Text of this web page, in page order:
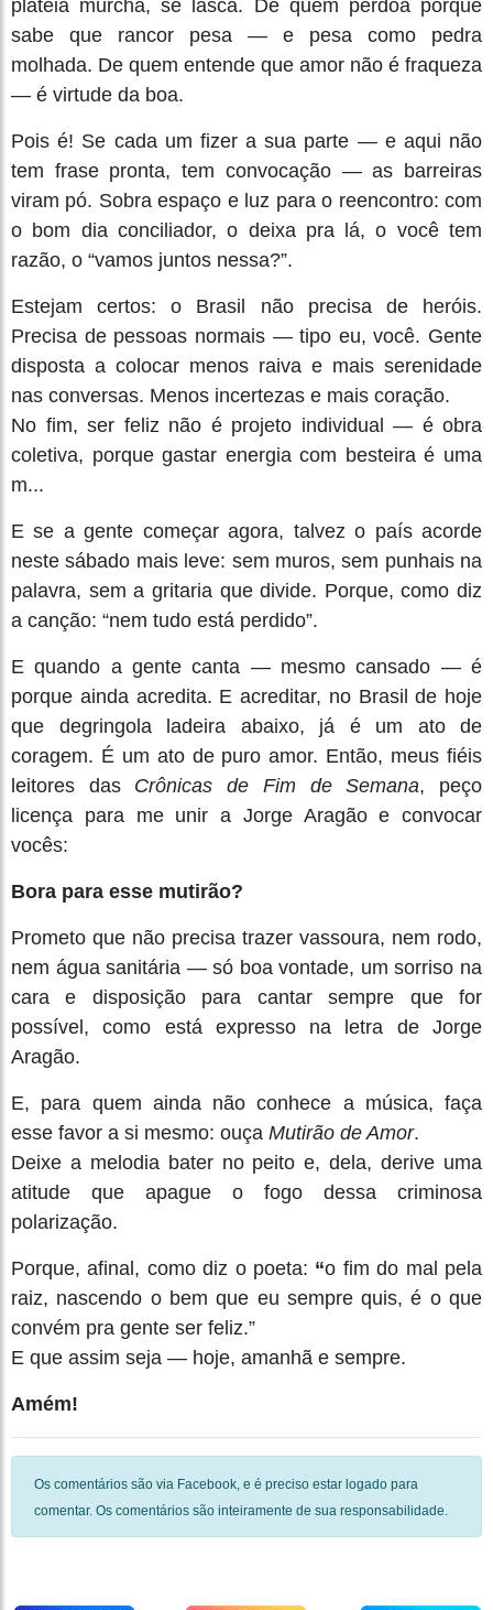
plateia murcha, se lasca. De quem perdoa porque
sabe que rancor pesa — e pesa como pedra
molhada. De quem entende que amor não é fraqueza
— é virtude da boa.
Pois é! Se cada um fizer a sua parte — e aqui não
tem frase pronta, tem convocação — as barreiras
viram pó. Sobra espaço e luz para o reencontro: com
o bom dia conciliador, o deixa pra lá, o você tem
razão, o “vamos juntos nessa?”.
Estejam certos: o Brasil não precisa de heróis.
Precisa de pessoas normais — tipo eu, você. Gente
disposta a colocar menos raiva e mais serenidade
nas conversas. Menos incertezas e mais coração.
No fim, ser feliz não é projeto individual — é obra
coletiva, porque gastar energia com besteira é uma
m...
E se a gente começar agora, talvez o país acorde
neste sábado mais leve: sem muros, sem punhais na
palavra, sem a gritaria que divide. Porque, como diz
a canção: “nem tudo está perdido”.
E quando a gente canta — mesmo cansado — é
porque ainda acredita. E acreditar, no Brasil de hoje
que degringola ladeira abaixo, já é um ato de
coragem. É um ato de puro amor. Então, meus fiéis
leitores das Crônicas de Fim de Semana, peço
licença para me unir a Jorge Aragão e convocar
vocês:
Bora para esse mutirão?
Prometo que não precisa trazer vassoura, nem rodo,
nem água sanitária — só boa vontade, um sorriso na
cara e disposição para cantar sempre que for
possível, como está expresso na letra de Jorge
Aragão.
E, para quem ainda não conhece a música, faça
esse favor a si mesmo: ouça Mutirão de Amor.
Deixe a melodia bater no peito e, dela, derive uma
atitude que apague o fogo dessa criminosa
polarização.
Porque, afinal, como diz o poeta: “o fim do mal pela
raiz, nascendo o bem que eu sempre quis, é o que
convém pra gente ser feliz.”
E que assim seja — hoje, amanhã e sempre.
Amém!
Os comentários são via Facebook, e é preciso estar logado para
comentar. Os comentários são inteiramente de sua responsabilidade.